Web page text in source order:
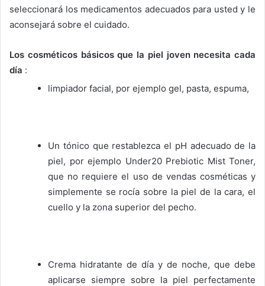
seleccionará los medicamentos adecuados para usted y le
aconsejará sobre el cuidado.
Los cosméticos básicos que la piel joven necesita cada
día :
limpiador facial, por ejemplo gel, pasta, espuma,
Un tónico que restablezca el pH adecuado de la
piel, por ejemplo Under20 Prebiotic Mist Toner,
que no requiere el uso de vendas cosméticas y
simplemente se rocía sobre la piel de la cara, el
cuello y la zona superior del pecho.
Crema hidratante de día y de noche, que debe
aplicarse siempre sobre la piel perfectamente